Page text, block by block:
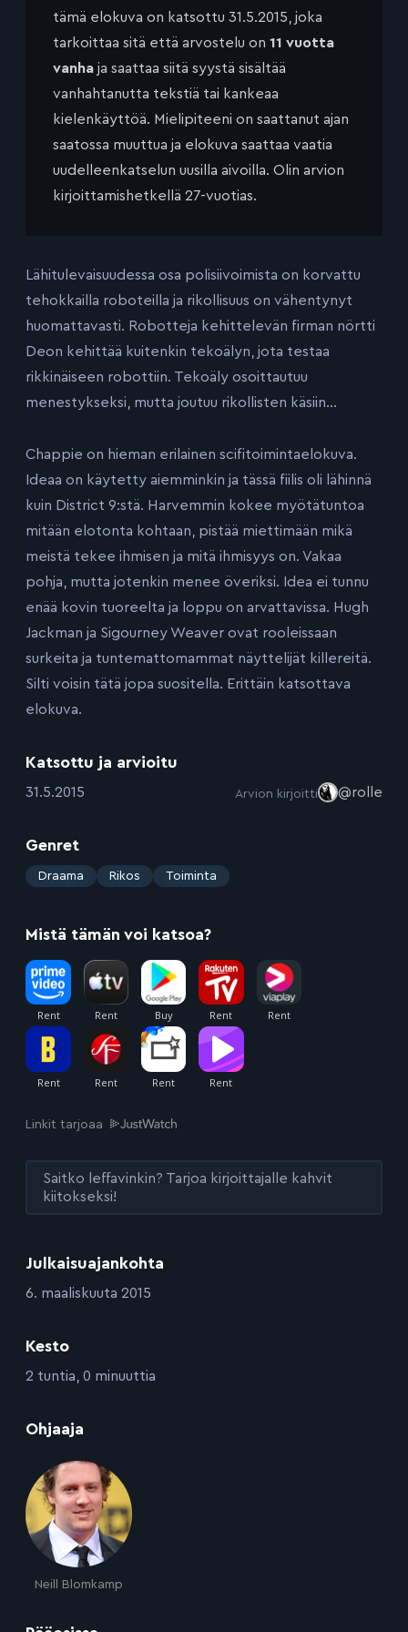
Julkaisuajankohta
:6. maaliskuuta 2015
Kesto
:2 tuntia, 0 minuuttia
Ohjaaja
Neill Blomkamp
tämä elokuva on katsottu 31.5.2015, joka
tarkoittaa sitä että arvostelu on 11 vuotta
vanha ja saattaa siitä syystä sisältää
vanhahtanutta tekstiä tai kankeaa
kielenkäyttöä. Mielipiteeni on saattanut ajan
saatossa muuttua ja elokuva saattaa vaatia
uudelleenkatselun uusilla aivoilla. Olin arvion
kirjoittamishetkellä 27-vuotias.
Lähitulevaisuudessa osa polisiivoimista on korvattu
tehokkailla roboteilla ja rikollisuus on vähentynyt
huomattavasti. Robotteja kehittelevän firman nörtti
Deon kehittää kuitenkin tekoälyn, jota testaa
rikkinäiseen robottiin. Tekoäly osoittautuu
menestykseksi, mutta joutuu rikollisten käsiin…
Chappie on hieman erilainen scifitoimintaelokuva.
Ideaa on käytetty aiemminkin ja tässä fiilis oli lähinnä
kuin District 9:stä. Harvemmin kokee myötätuntoa
mitään elotonta kohtaan, pistää miettimään mikä
meistä tekee ihmisen ja mitä ihmisyys on. Vakaa
pohja, mutta jotenkin menee överiksi. Idea ei tunnu
enää kovin tuoreelta ja loppu on arvattavissa. Hugh
Jackman ja Sigourney Weaver ovat rooleissaan
surkeita ja tuntemattomammat näyttelijät killereitä.
Silti voisin tätä jopa suositella. Erittäin katsottava
elokuva.
Katsottu ja arvioitu
:31.5.2015 Arvion kirjoitti @rolle
Genret
: Draama Rikos Toiminta
Mistä tämän voi katsoa?
Linkit tarjoaa
Saitko leffavinkin? Tarjoa kirjoittajalle kahvit
kiitokseksi!